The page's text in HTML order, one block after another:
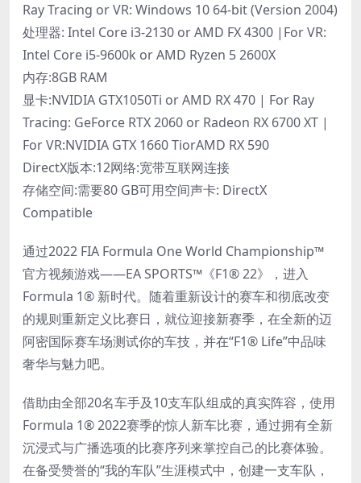
Ray Tracing or VR: Windows 10 64-bit (Version 2004)
处理器: Intel Core i3-2130 or AMD FX 4300 |For VR:
Intel Core i5-9600k or AMD Ryzen 5 2600X
内存:8GB RAM
显卡:NVIDIA GTX1050Ti or AMD RX 470 | For Ray
Tracing: GeForce RTX 2060 or Radeon RX 6700 XT |
For VR:NVIDIA GTX 1660 TiorAMD RX 590
DirectX版本:12网络:宽带互联网连接
存储空间:需要80 GB可用空间声卡: DirectX
Compatible
通过2022 FIA Formula One World Championship™
官方视频游戏——EA SPORTS™《F1® 22》，进入
Formula 1® 新时代。随着重新设计的赛车和彻底改变
的规则重新定义比赛日，就位迎接新赛季，在全新的迈
阿密国际赛车场测试你的车技，并在“F1® Life”中品味
奢华与魅力吧。
借助由全部20名车手及10支车队组成的真实阵容，使用
Formula 1® 2022赛季的惊人新车比赛，通过拥有全新
沉浸式与广播选项的比赛序列来掌控自己的比赛体验。
在备受赞誉的“我的车队”生涯模式中，创建一支车队，